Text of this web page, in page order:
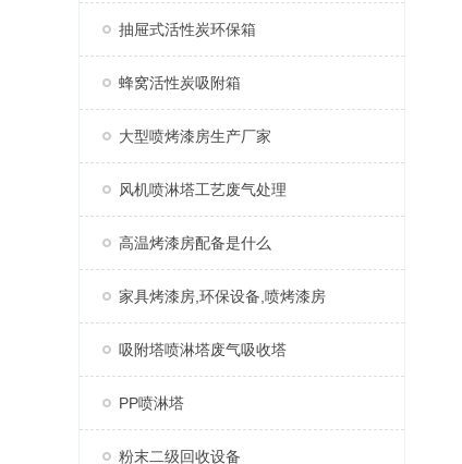
抽屉式活性炭环保箱
蜂窝活性炭吸附箱
大型喷烤漆房生产厂家
风机喷淋塔工艺废气处理
高温烤漆房配备是什么
家具烤漆房,环保设备,喷烤漆房
吸附塔喷淋塔废气吸收塔
PP喷淋塔
粉末二级回收设备